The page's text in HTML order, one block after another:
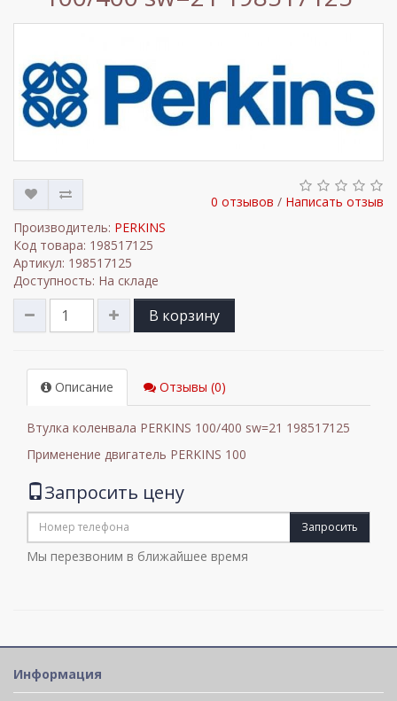
0 отзывов / Написать отзыв
Производитель: PERKINS
Код товара: 198517125
Артикул: 198517125
Доступность: На складе
В корзину
Описание Отзывы (0)
Втулка коленвала PERKINS 100/400 sw=21 198517125
Применение двигатель PERKINS 100
Запросить цену
Запросить
Мы перезвоним в ближайшее время
Информация